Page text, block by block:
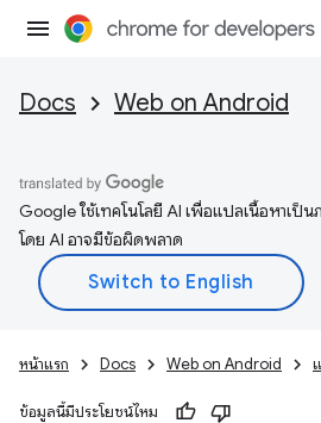
Docs Web on Android
Google ใช้เทคโนโลยี AI เพื่อแปลเนื้อหาเป็
โดย AI อาจมีข้อผิดพลาด
หน้าแรก Docs Web on Android
ข้อมูลนี้มีประโยชน์ไหม